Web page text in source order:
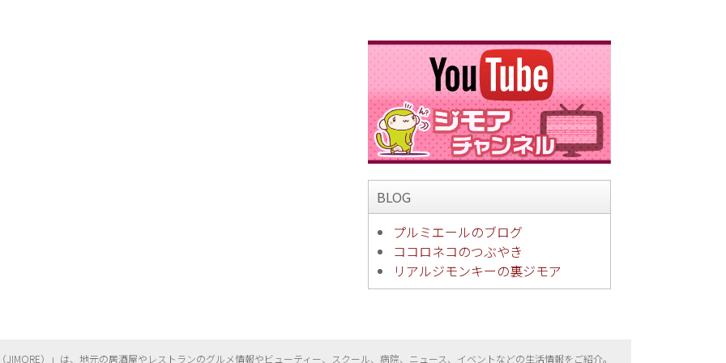
BLOG
プルミエールのブログ
ココロネコのつぶやき
リアルジモンキーの裏ジモア
JIMORE）」は、地元の居酒屋やレストランのグルメ情報やビューティー、 スクール、病院、ニュース、イベントなどの生活情報をご紹介。